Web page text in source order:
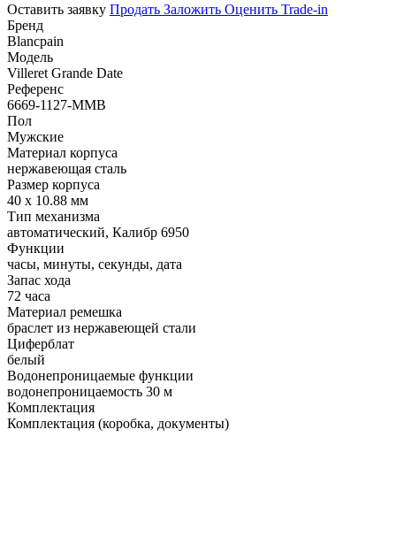
Оставить заявку Продать Заложить Оценить Trade-in
Бренд
Blancpain
Модель
Villeret Grande Date
Референс
6669-1127-MMB
Пол
Мужские
Материал корпуса
нержавеющая сталь
Размер корпуса
40 х 10.88 мм
Тип механизма
автоматический, Калибр 6950
Функции
часы, минуты, секунды, дата
Запас хода
72 часа
Материал ремешка
браслет из нержавеющей стали
Циферблат
белый
Водонепроницаемые функции
водонепроницаемость 30 м
Комплектация
Комплектация (коробка, документы)